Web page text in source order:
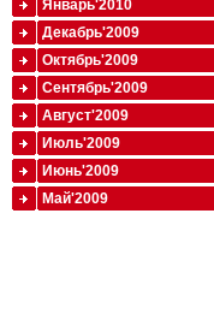
Январь'2010
Декабрь'2009
Октябрь'2009
Сентябрь'2009
Август'2009
Июль'2009
Июнь'2009
Май'2009